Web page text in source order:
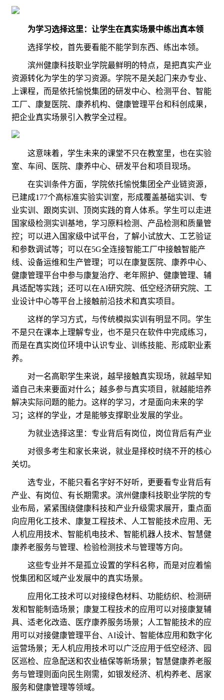
为学习选择这里：让学生在真实场景中练出真本领
选择学校，首先要看能不能学到东西、练出本领。
滨州健康科技职业学院最鲜明的特点，是把真实产业
资源转化为学生的学习资源。学院不是关起门来办专业、
上课程，而是依托愉悦集团的研发中心、检测平台、智能
工厂、康复医院、康养机构、健康管理平台和科创成果，
把企业真实场景引入教学全过程。
这意味着，学生未来的课堂不只在教室里，也在实验
室、车间、医院、康养中心、研发平台和项目现场。
在实训条件方面，学院依托愉悦集团全产业链资源，
已建成177个高标准实验实训室，形成覆盖基础实训、专
业实训、跟岗实训、顶岗实践的育人体系。学生可以走进
国家级检测实训基地，学习原料检测、产品检测和质量管
控；可以进入国家级中试平台，了解小试放大、工艺验证
和参数调试等；可以在5G全连接智能工厂中接触智能产
线、设备运维和生产管理；可以在康复医院、康养中心、
健康管理平台中参与康复治疗、老年照护、健康管理、辅
具适配等实践；还可以在AI研究院、低空经济研究院、工
业设计中心等平台上接触前沿技术和真实项目。
这样的学习方式，与传统模拟实训有明显不同。学生
不是只在课本上理解专业，也不是只在软件中完成练习，
而是在真实岗位环境中认识专业、训练技能、形成职业素
养。
对一名高职学生来说，越早接触真实现场，就越早知
道自己未来要面对什么；越多参与真实项目，就越能培养
解决实际问题的能力。这样的学习，才是面向未来的学
习；这样的学业，才是能够支撑职业发展的学业。
为就业选择这里：专业背后有岗位，岗位背后有产业
对很多考生和家长来说，就业是择校时绕不开的核心
关切。
选专业，不能只看名字好不好听，更要看专业背后有
产业、有岗位、有长期需求。滨州健康科技职业学院的专
业布局，紧紧围绕健康科技和产业升级需求展开，重点面
向应用化工技术、康复工程技术、人工智能技术应用、无
人机应用技术、智能机电技术、智能机器人技术、智慧健
康养老服务与管理、检验检测技术与管理等方向。
这些专业并不是孤立设置的学科名称，而是对应着愉
悦集团和区域产业发展中的真实场景。
应用化工技术可以对接绿色材料、功能纺织、检测研
发和智能制造场景；康复工程技术的应用可以对接康复辅
具、适老化改造、医疗康养服务场景；人工智能技术的应
用可以对接健康管理平台、AI设计、智能体应用和数字化
运营场景；无人机应用技术可以广泛应用于低空经济、园
区巡检、应急配送和农业植保等新场景；智慧健康养老服
务与管理则面向民生刚需，如银发经济、机构养老、居家
服务和健康管理等领域。